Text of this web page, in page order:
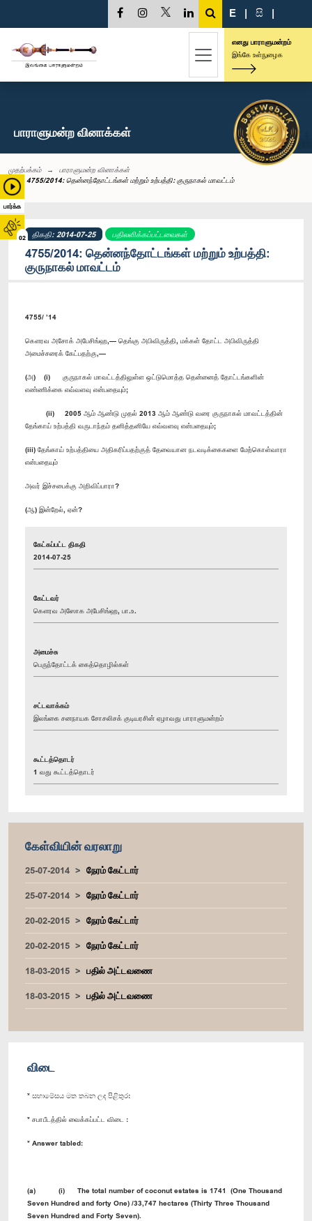
பார்க்க
02
E | සි |
எனது பாராளுமன்றம்
இங்கே உள்நுழைக
பாராளுமன்ற வினாக்கள்
முதற்பக்கம்
பாராளுமன்ற வினாக்கள்
4755/2014: தென்னந்தோட்டங்கள் மற்றும் உற்பத்தி: குருநாகல் மாவட்டம்
திகதி: 2014-07-25 பதிலளிக்கப்பட்டவைகள்
4755/2014: தென்னந்தோட்டங்கள் மற்றும் உற்பத்தி:
குருநாகல் மாவட்டம்
4755/ ’14
கௌரவ அசோக் அபேசிங்ஹ,— தெங்கு அபிவிருத்தி, மக்கள் தோட்ட அபிவிருத்தி
அமைச்சரைக் கேட்பதற்கு,—
(அ) (i) குருநாகல் மாவட்டத்திலுள்ள ஒட்டுமொத்த தென்னைத் தோட்டங்களின்
எண்ணிக்கை எவ்வளவு என்பதையும்;
(ii) 2005 ஆம் ஆண்டு முதல் 2013 ஆம் ஆண்டு வரை குருநாகல் மாவட்டத்தின்
தேங்காய் உற்பத்தி வருடாந்தம் தனித்தனியே எவ்வளவு என்பதையும்;
(iii) தேங்காய் உற்பத்தியை அதிகரிப்பதற்குத் தேவையான நடவடிக்கைகளை மேற்கொள்வாரா
என்பதையும்
அவர் இச்சபைக்கு அறிவிப்பாரா?
(ஆ) இன்றேல், ஏன்?
கேட்கப்பட்ட திகதி
2014-07-25
கேட்டவர்
கௌரவ அஸோக அபேசிங்ஹ, பா.உ.
அமைச்சு
பெருந்தோட்டக் கைத்தொழில்கள்
சட்டவாக்கம்
இலங்கை சனநாயக சோசலிசக் குடியரசின் ஏழாவது பாராளுமன்றம்
கூட்டத்தொடர்
1 வது கூட்டத்தொடர்
கேள்வியின் வரலாறு
25-07-2014
நேரம் கேட்டார்
25-07-2014
நேரம் கேட்டார்
20-02-2015
நேரம் கேட்டார்
20-02-2015
நேரம் கேட்டார்
18-03-2015
பதில் அட்டவணை
18-03-2015
பதில் அட்டவணை
விடை
* සභාමේසය මත තබන ලද පිළිතුර:
* சபாபீடத்தில் வைக்கப்பட்ட விடை :
* Answer tabled:
(a) (i) The total number of coconut estates is 1741 (One Thousand
Seven Hundred and forty One) /33,747 hectares (Thirty Three Thousand
Seven Hundred and Forty Seven).